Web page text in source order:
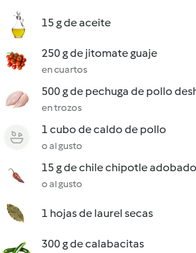
15 g de aceite
250 g de jitomate guaje
en cuartos
500 g de pechuga de pollo
en trozos
1 cubo de caldo de pollo
o al gusto
15 g de chile chipotle adobado
o al gusto
1 hojas de laurel secas
300 g de calabacitas